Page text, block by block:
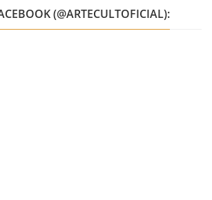
(@ARTECULTOFICIAL):